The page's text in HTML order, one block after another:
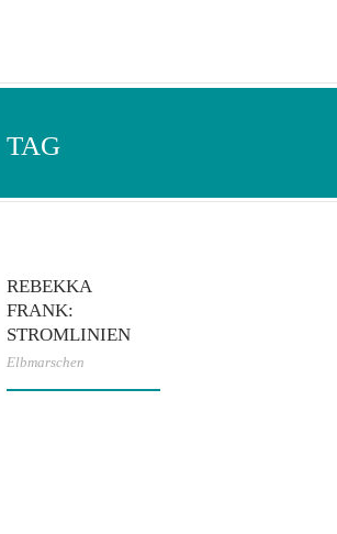
TAG
REBEKKA
FRANK:
STROMLINIEN
Elbmarschen